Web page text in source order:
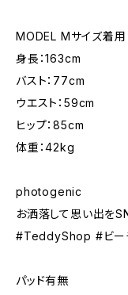
MODEL Mサイズ着用
身長：163cm
バスト：77cm
ウエスト：59cm
ヒップ：85cm
体重：42kg
photogenic
お洒落して思い出を
#TeddyShop #ビー
パッド有無